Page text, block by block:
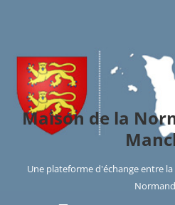
Maison de la
Une plateforme d'échange entre